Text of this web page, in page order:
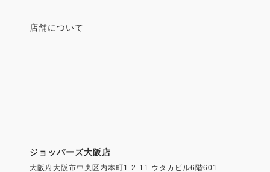
店舗について
ジョッパーズ大阪店
大阪府大阪市中央区内本町1-2-11 ウタカビル6階601